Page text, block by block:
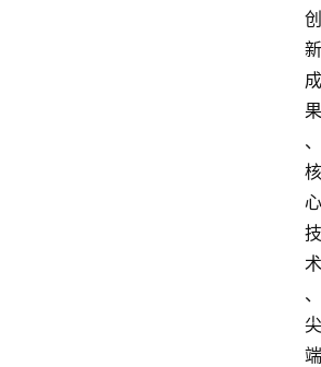
创
新
成
果
、
核
心
技
术
、
尖
端